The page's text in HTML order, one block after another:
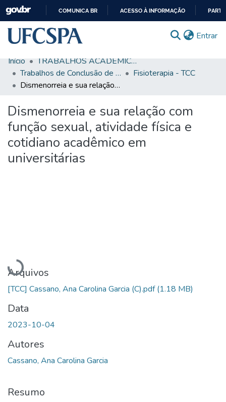
CONTEÚDO
COMUNICA BR ACESSO À INFORMAÇÃO
Entrar
Comunidades & Coleções
Busca Facetada
Estatísticas
Autoarquivamento
Sobre o RI-UFCSPA
Início
TRABALHOS ACADÊMICOS
Trabalhos de Conclusão de Curso de Graduação
Fisioterapia - TCC
Dismenorreia e sua relação com função sexual, atividade física e cotidiano acadêmico em universitárias
Dismenorreia e sua relação com
função sexual, atividade física e
cotidiano acadêmico em
universitárias
Carregando...
Arquivos
[TCC] Cassano, Ana Carolina Garcia (C).pdf(1.18 MB)
Data
2023-10-04
Autores
Cassano, Ana Carolina Garcia
Resumo